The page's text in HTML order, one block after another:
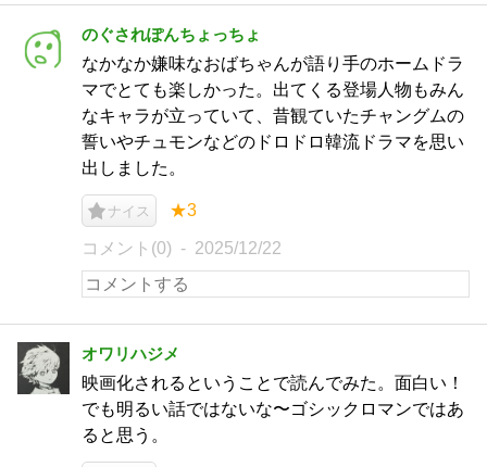
のぐされぽんちょっちょ
なかなか嫌味なおばちゃんが語り手のホームドラ
マでとても楽しかった。出てくる登場人物もみん
なキャラが立っていて、昔観ていたチャングムの
誓いやチュモンなどのドロドロ韓流ドラマを思い
出しました。
ナイス ★3
コメント(0) 2025/12/22
オワリハジメ
映画化されるということで読んでみた。面白い！
でも明るい話ではないな〜ゴシックロマンではあ
ると思う。